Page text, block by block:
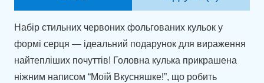
Набір стильних червоних фольгованих кульок у
формі серця — ідеальний подарунок для вираження
найтепліших почуттів! Головна кулька прикрашена
ніжним написом “Моїй Вкусняшке!”, що робить